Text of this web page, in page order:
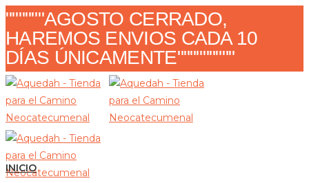
Ir
al
contenido
""""""AGOSTO CERRADO,
HAREMOS ENVIOS CADA 10
DÍAS ÚNICAMENTE"""""""""
INICIO